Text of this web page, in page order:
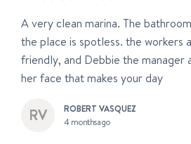
A very clean marina. The
the place is spotless. the workers
friendly, and Debbie the manager
her face that makes your day
ROBERT VASQUEZ
4 months ago